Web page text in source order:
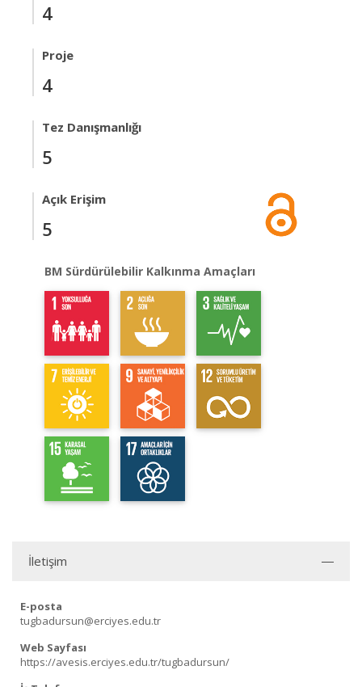
4
Proje
4
Tez Danışmanlığı
5
Açık Erişim
5
BM Sürdürülebilir Kalkınma Amaçları
İletişim
E-posta
tugbadursun@erciyes.edu.tr
Web Sayfası
https://avesis.erciyes.edu.tr/tugbadursun/